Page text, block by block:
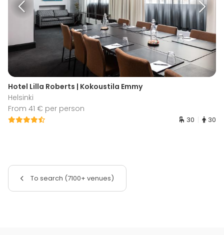
Hotel Lilla Roberts | Kokoustila Emmy
Helsinki
From 41 € per person
30 30
To search (7100+ venues)